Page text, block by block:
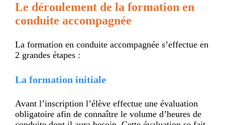
Le déroulement de la formation en
conduite accompagnée
La formation en conduite accompagnée s’effectue en
2 grandes étapes :
La formation initiale
Avant l’inscription l’élève effectue une évaluation
obligatoire afin de connaître le volume d’heures de